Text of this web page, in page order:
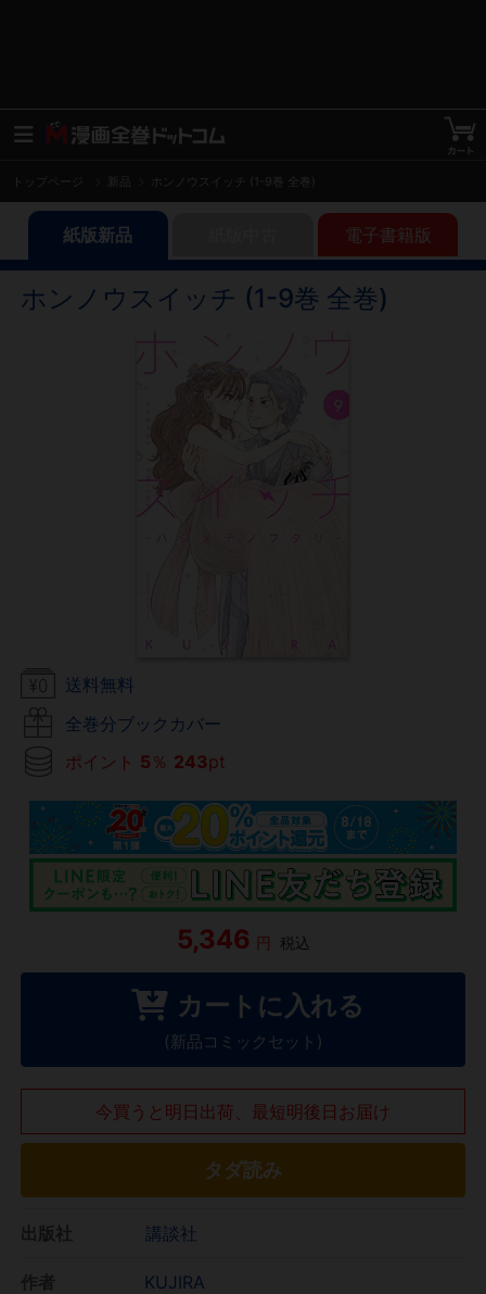
トップページ ホンノウスイッチ (1-9巻 全巻)
紙版新品 電子書籍版
ホンノウスイッチ (1-9巻 全巻)
送料無料
全巻分ブックカバー
ポイント 5 ％ 243pt
5,346 円 税込
カートに入れる
(新品コミックセット)
今買うと明日出荷、最短明後日お届け
タダ読み
講談社
KUJIRA